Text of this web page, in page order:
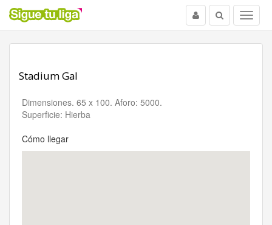
Menu
Buscar
Usuario
Stadium Gal
Dimensiones. 65 x 100. Aforo: 5000.
Superficie: Hierba
Cómo llegar